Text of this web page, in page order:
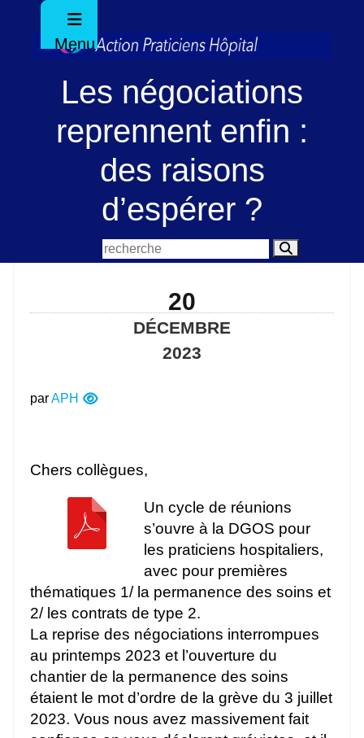
Menu
Les négociations
reprennent enfin :
des raisons
d’espérer ?
20
DÉCEMBRE
2023
parAPH
Chers collègues,
Un cycle de réunions
s’ouvre à la DGOS pour
les praticiens hospitaliers,
avec pour premières
thématiques 1/ la permanence des soins et
2/ les contrats de type 2.
La reprise des négociations interrompues
au printemps 2023 et l’ouverture du
chantier de la permanence des soins
étaient le mot d’ordre de la grève du 3 juillet
2023. Vous nous avez massivement fait